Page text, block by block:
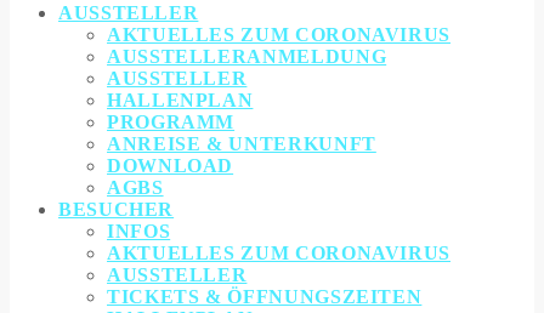
AUSSTELLER
AKTUELLES ZUM CORONAVIRUS
AUSSTELLERANMELDUNG
AUSSTELLER
HALLENPLAN
PROGRAMM
ANREISE & UNTERKUNFT
DOWNLOAD
AGBS
BESUCHER
INFOS
AKTUELLES ZUM CORONAVIRUS
AUSSTELLER
TICKETS & ÖFFNUNGSZEITEN